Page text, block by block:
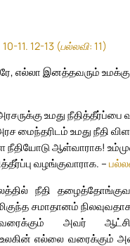
11. 12-13 (பல்லவி: 11)
எல்லா இனத்தவரும்
உமது
மைந்தரிடம் உமது நீதி
ஆள்வாராக!
வழங்குவாராக. –
நீதி
சமாதானம்
அவர் ஆட்சி
உலகின் எல்லை வரைக்கும்